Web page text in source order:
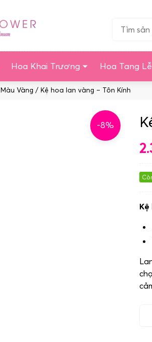
Tìm…
Hoa Khai Trương Hoa Tang Lễ
Màu Vàng / Kệ hoa lan vàng – Tôn Kính
-8%